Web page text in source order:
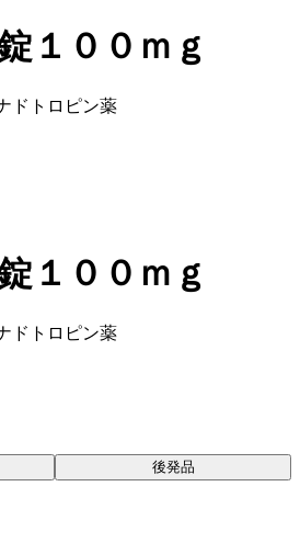
１００ｍｇ
ドトロピン薬
１００ｍｇ
ドトロピン薬
後発品